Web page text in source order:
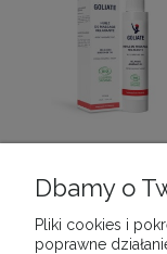
Dbamy o
Pliki cookies i
poprawne